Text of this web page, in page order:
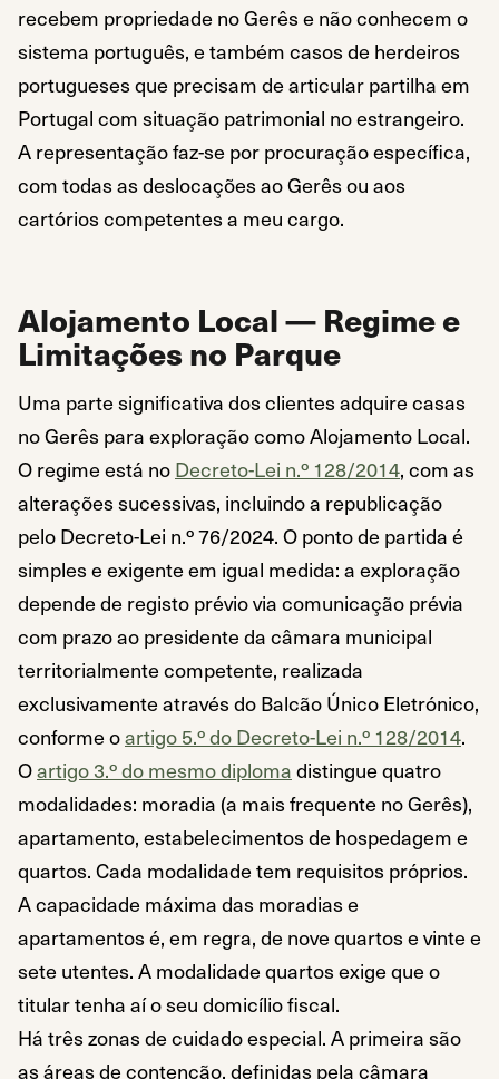
recebem propriedade no Gerês e não conhecem o
sistema português, e também casos de herdeiros
portugueses que precisam de articular partilha em
Portugal com situação patrimonial no estrangeiro.
A representação faz-se por procuração específica,
com todas as deslocações ao Gerês ou aos
cartórios competentes a meu cargo.
Alojamento Local — Regime e
Limitações no Parque
Uma parte significativa dos clientes adquire casas
no Gerês para exploração como Alojamento Local.
O regime está no Decreto-Lei n.º 128/2014, com as
alterações sucessivas, incluindo a republicação
pelo Decreto-Lei n.º 76/2024. O ponto de partida é
simples e exigente em igual medida: a exploração
depende de registo prévio via comunicação prévia
com prazo ao presidente da câmara municipal
territorialmente competente, realizada
exclusivamente através do Balcão Único Eletrónico,
conforme oartigo 5.º do Decreto-Lei n.º 128/2014.
Oartigo 3.º do mesmo diploma distingue quatro
modalidades: moradia (a mais frequente no Gerês),
apartamento, estabelecimentos de hospedagem e
quartos. Cada modalidade tem requisitos próprios.
A capacidade máxima das moradias e
apartamentos é, em regra, de nove quartos e vinte e
sete utentes. A modalidade quartos exige que o
titular tenha aí o seu domicílio fiscal.
Há três zonas de cuidado especial. A primeira são
as áreas de contenção, definidas pela câmara